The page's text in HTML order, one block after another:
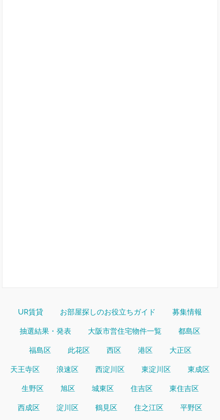
UR賃貸 お部屋探しのお役立ちガイド 募集情報
抽選結果・発表 大阪市営住宅物件一覧 都島区
福島区 此花区 西区 港区 大正区
天王寺区 浪速区 西淀川区 東淀川区 東成区
生野区 旭区 城東区 住吉区 東住吉区
西成区 淀川区 鶴見区 住之江区 平野区